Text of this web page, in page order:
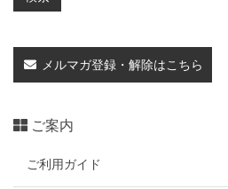
メルマガ登録・解除はこちら
ご案内
ご利用ガイド